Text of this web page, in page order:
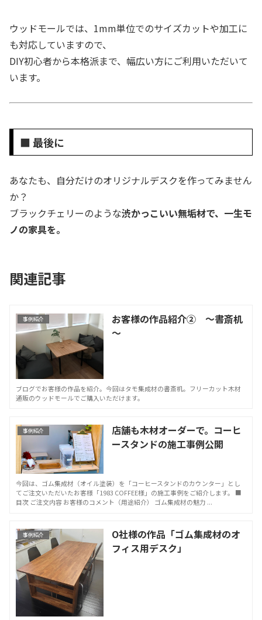
ウッドモールでは、1mm単位でのサイズカットや加工に
も対応していますので、
DIY初心者から本格派まで、幅広い方にご利用いただいて
います。
■ 最後に
あなたも、自分だけのオリジナルデスクを作ってみません
か？
ブラックチェリーのような渋かっこいい無垢材で、一生モ
ノの家具を。
関連記事
事例紹介
お客様の作品紹介② ～書斎机
～
ブログでお客様の作品を紹介。今回はタモ集成材の書斎机。フリーカット木材
通販のウッドモールでご購入いただけます。
事例紹介
店舗も木材オーダーで。コーヒ
ースタンドの施工事例公開
今回は、ゴム集成材（オイル塗装）を「コーヒースタンドのカウンター」とし
てご注文いただいたお客様「1983 COFFEE様」の施工事例をご紹介します。 ■
目次 ご注文内容 お客様のコメント（用途紹介） ゴム集成材の魅力 ...
事例紹介
O社様の作品「ゴム集成材のオ
フィス用デスク」